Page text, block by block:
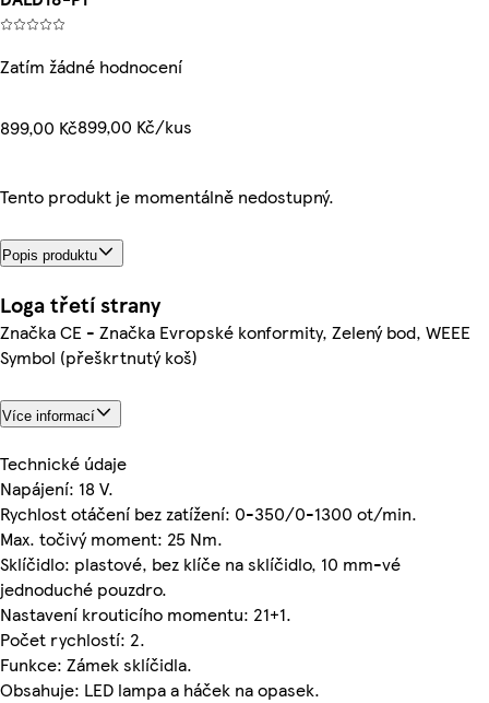
Zatím žádné hodnocení
899,00 Kč899,00 Kč/kus
Tento produkt je momentálně nedostupný.
Popis produktu
Loga třetí strany
Značka CE - Značka Evropské konformity, Zelený bod, WEEE
Symbol (přeškrtnutý koš)
Více informací
Technické údaje
Napájení: 18 V.
Rychlost otáčení bez zatížení: 0-350/0-1300 ot/min.
Max. točivý moment: 25 Nm.
Sklíčidlo: plastové, bez klíče na sklíčidlo, 10 mm-vé
jednoduché pouzdro.
Nastavení krouticího momentu: 21+1.
Počet rychlostí: 2.
Funkce: Zámek sklíčidla.
Obsahuje: LED lampa a háček na opasek.